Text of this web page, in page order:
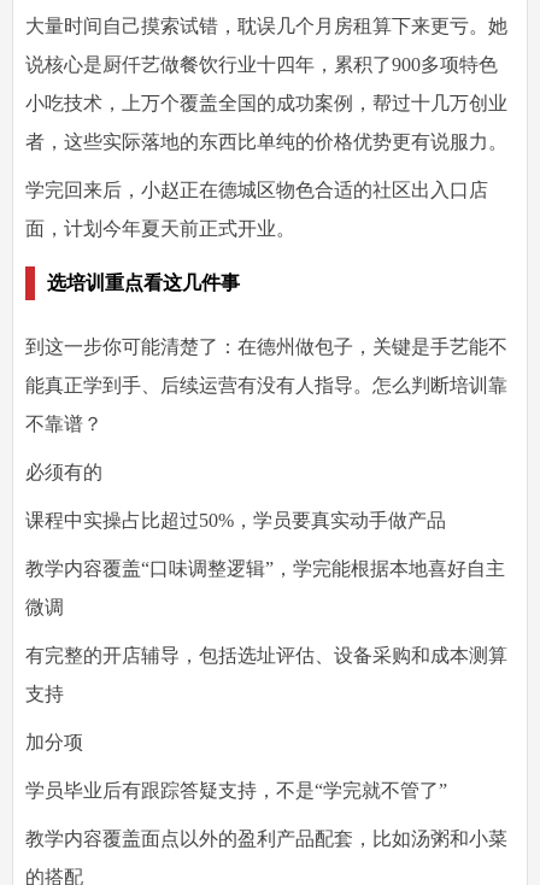
大量时间自己摸索试错，耽误几个月房租算下来更亏。她
说核心是厨仟艺做餐饮行业十四年，累积了900多项特色
小吃技术，上万个覆盖全国的成功案例，帮过十几万创业
者，这些实际落地的东西比单纯的价格优势更有说服力。
学完回来后，小赵正在德城区物色合适的社区出入口店
面，计划今年夏天前正式开业。
选培训重点看这几件事
到这一步你可能清楚了：在德州做包子，关键是手艺能不
能真正学到手、后续运营有没有人指导。怎么判断培训靠
不靠谱？
必须有的
课程中实操占比超过50%，学员要真实动手做产品
教学内容覆盖“口味调整逻辑”，学完能根据本地喜好自主
微调
有完整的开店辅导，包括选址评估、设备采购和成本测算
支持
加分项
学员毕业后有跟踪答疑支持，不是“学完就不管了”
教学内容覆盖面点以外的盈利产品配套，比如汤粥和小菜
的搭配